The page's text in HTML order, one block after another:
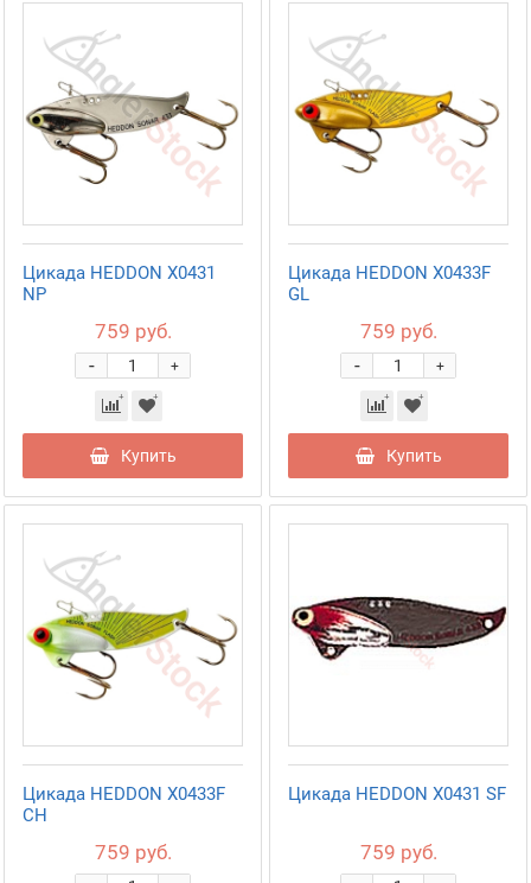
Цикада HEDDON X0431
NP
759 руб.
+
-
Купить
Цикада HEDDON X0433F
GL
759 руб.
+
-
Купить
Цикада HEDDON X0433F
CH
759 руб.
Цикада HEDDON X0431 SF
759 руб.